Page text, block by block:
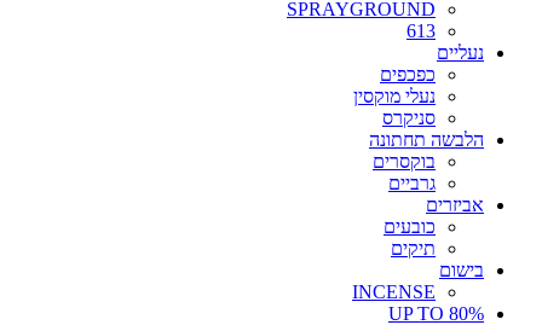
SPRAYGROUND
613
נעליים
כפכפים
נעלי מוקסין
סניקרס
הלבשה תחתונה
בוקסרים
גרביים
אביזרים
כובעים
תיקים
בישום
INCENSE
UP TO 80%